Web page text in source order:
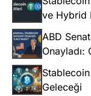
ve Hybrid
ABD
Onayladı:
Geleceği